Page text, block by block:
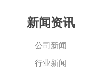
新闻资讯
公司新闻
行业新闻